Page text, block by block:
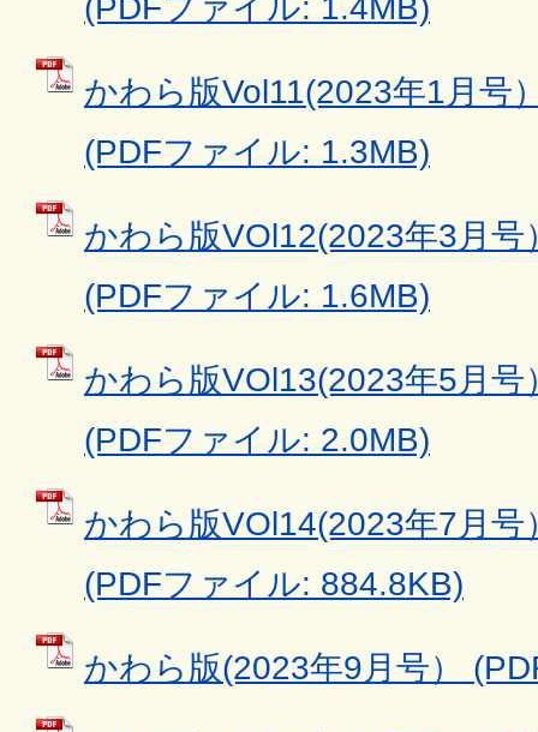
(PDFファイル: 1.4MB)
かわら版Vol11(2023年1月号
(PDFファイル: 1.3MB)
かわら版VOl12(2023年3月号
(PDFファイル: 1.6MB)
かわら版VOl13(2023年5月号
(PDFファイル: 2.0MB)
かわら版VOl14(2023年7月
(PDFファイル: 884.8KB)
かわら版(2023年9月号）